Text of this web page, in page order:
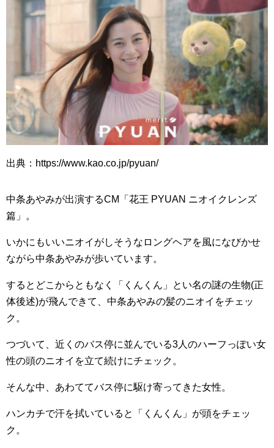
出典：https://www.kao.co.jp/pyuan/
中条あやみが出演するCM「花王 PYUAN ニオイクレンズ
篇」。
いかにもいいニオイがしそうなロングヘアを風になびかせ
ながら中条あやみが歩いています。
するとどこからともなく「くんくん」とい名の謎の生物(正
体後述)が飛んできて、中条あやみの髪のニオイをチェッ
ク。
つづいて、近くのバス停に並んでいる3人のハーフっぽい女
性の頭のニオイを立て続けにチェック。
そんな中、あわててバス停に駆け寄ってきた女性。
ハンカチで汗を拭いていると「くんくん」が頭をチェッ
ク。